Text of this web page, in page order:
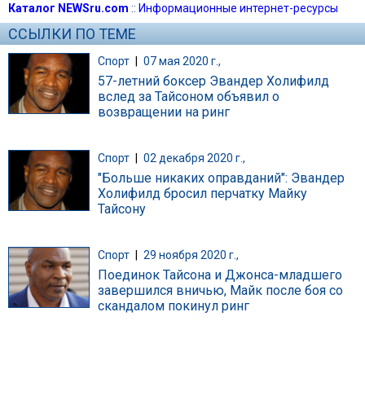
Каталог NEWSru.com :: Информационные интернет-ресурсы
ССЫЛКИ ПО ТЕМЕ
Спорт | 07 мая 2020 г.,
57-летний боксер Эвандер Холифилд
вслед за Тайсоном объявил о
возвращении на ринг
Спорт 02 декабря 2020 г.,
"Больше никаких оправданий": Эвандер
Холифилд бросил перчатку Майку
Тайсону
Спорт 29 ноября 2020 г.,
Поединок Тайсона и Джонса-младшего
завершился вничью, Майк после боя со
скандалом покинул ринг